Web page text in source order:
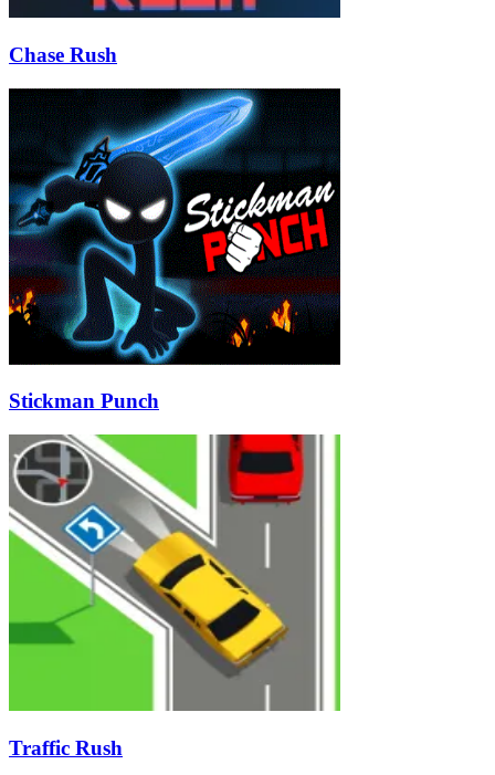
Chase Rush
Stickman Punch
Traffic Rush